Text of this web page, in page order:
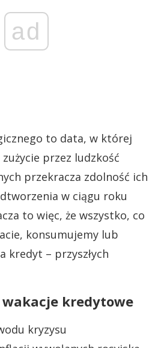
ad
to data, w której
przez ludzkość
przekracza zdolność ich
w ciągu roku
to więc, że wszystko, co
konsumujemy lub
kredyt – przyszłych
wakacje kredytowe
kryzysu